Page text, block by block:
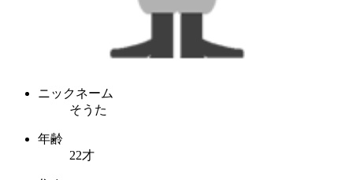
ニックネーム
そうた
年齢
22才